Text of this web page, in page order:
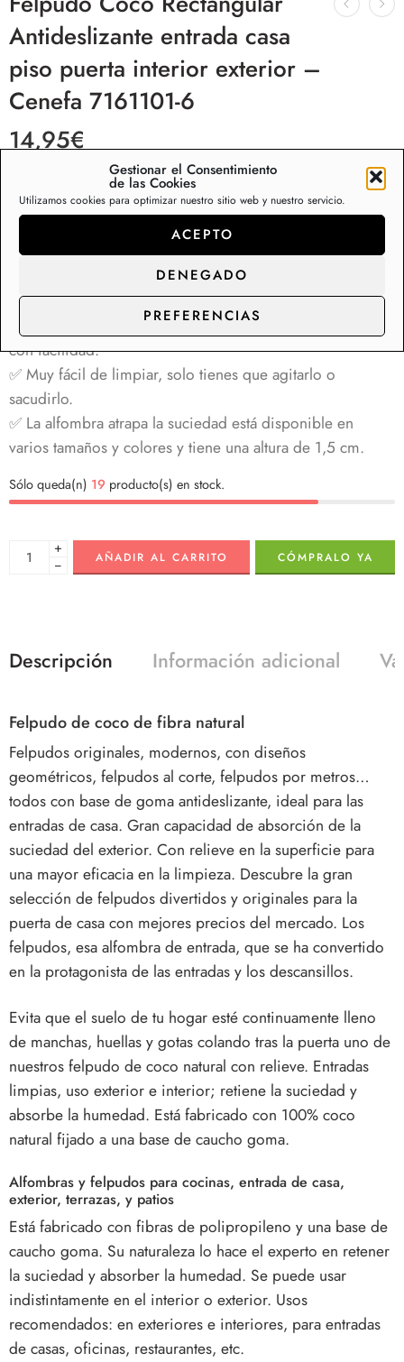
Gestionar el Consentimiento
de las Cookies
Utilizamos cookies para optimizar nuestro sitio web y nuestro servicio.
ACEPTO
DENEGADO
PREFERENCIAS
Antideslizante entrada casa
piso puerta interior exterior –
Cenefa 7161101-6
14,95€
✅ Medida de 60×40 cm
✅ Felpudo de fibra de coco natural con base de 100%
✅ Máxima calidad, fibras naturales que absorben y evitan
que la suciedad entre en su hogar.
✅ Felpudo de coco que atrapa la humedad, agua, barro,
nieve o cualquier tipo de suciedad, raspando los zapatos
con facilidad.
✅ Muy fácil de limpiar, solo tienes que agitarlo o
sacudirlo.
✅ La alfombra atrapa la suciedad está disponible en
varios tamaños y colores y tiene una altura de 1,5 cm.
Sólo queda(n) 19 producto(s) en stock.
+
−
AÑADIR AL CARRITO CÓMPRALO YA
Descripción Información adicional
Felpudo de coco de fibra natural
Felpudos originales, modernos, con diseños
geométricos, felpudos al corte, felpudos por metros…
todos con base de goma antideslizante, ideal para las
entradas de casa. Gran capacidad de absorción de la
suciedad del exterior. Con relieve en la superficie para
una mayor eficacia en la limpieza. Descubre la gran
selección de felpudos divertidos y originales para la
puerta de casa con mejores precios del mercado. Los
felpudos, esa alfombra de entrada, que se ha convertido
en la protagonista de las entradas y los descansillos.
Evita que el suelo de tu hogar esté continuamente lleno
de manchas, huellas y gotas colando tras la puerta uno de
nuestros felpudo de coco natural con relieve. Entradas
limpias, uso exterior e interior; retiene la suciedad y
absorbe la humedad. Está fabricado con 100% coco
natural fijado a una base de caucho goma.
Alfombras y felpudos para cocinas, entrada de casa,
exterior, terrazas, y patios
Está fabricado con fibras de polipropileno y una base de
caucho goma. Su naturaleza lo hace el experto en retener
la suciedad y absorber la humedad. Se puede usar
indistintamente en el interior o exterior. Usos
recomendados: en exteriores e interiores, para entradas
de casas, oficinas, restaurantes, etc.